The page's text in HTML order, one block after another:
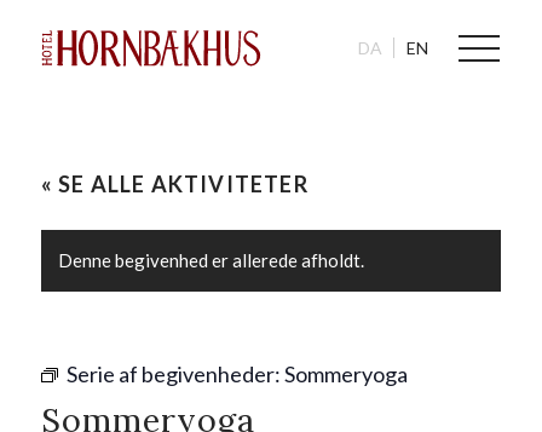
DA EN
« SE ALLE AKTIVITETER
Denne begivenhed er allerede afholdt.
Serie af begivenheder:Sommeryoga
Sommeryoga